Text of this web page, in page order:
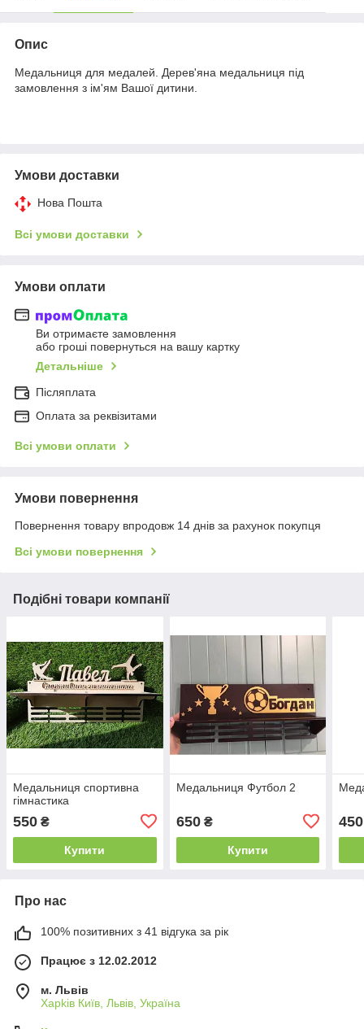
Опис
Медальниця для медалей. Дерев'яна медальниця під
замовлення з ім'ям Вашої дитини.
Умови доставки
Нова Пошта
Всі умови доставки
Умови оплати
Ви отримаєте замовлення
або гроші повернуться на вашу картку
Детальніше
Післяплата
Оплата за реквізитами
Всі умови оплати
Умови повернення
Повернення товару впродовж 14 днів за рахунок покупця
Всі умови повернення
Подібні товари компанії
Медальниця спортивна
гімнастика
550 ₴
Купити
Медальниця Футбол 2
650₴
Купити
450
Про нас
100% позитивних з 41 відгука за рік
Працює з 12.02.2012
м. Львів
Харkiв Київ, Львів, Україна